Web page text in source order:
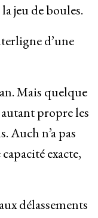
jeu de boules.
d’une
Mais quelque
propre les
Auch n’a pas
exacte,
délassements